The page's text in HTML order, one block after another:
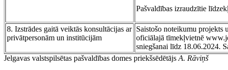
Pašvaldības izraudzītie
8. Izstrādes gaitā veiktās konsultācijas ar
privātpersonām un institūcijām
Saistošo noteikumu projekts
oficiālajā tīmekļvietnē
sniegšanai līdz 18.06.2024.
Jelgavas valstspilsētas pašvaldības domes priekšsēdētājs A. Rāviņš